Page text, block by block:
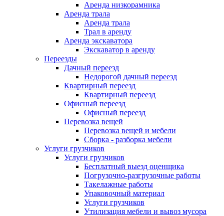
Аренда низкорамника
Аренда трала
Аренда трала
Трал в аренду
Аренда экскаватора
Экскаватор в аренду
Переезды
Дачный переезд
Недорогой дачный переезд
Квартирный переезд
Квартирный переезд
Офисный переезд
Офисный переезд
Перевозка вещей
Перевозка вещей и мебели
Сборка - разборка мебели
Услуги грузчиков
Услуги грузчиков
Бесплатный выезд оценщика
Погрузочно-разгрузочные работы
Такелажные работы
Упаковочный материал
Услуги грузчиков
Утилизация мебели и вывоз мусора